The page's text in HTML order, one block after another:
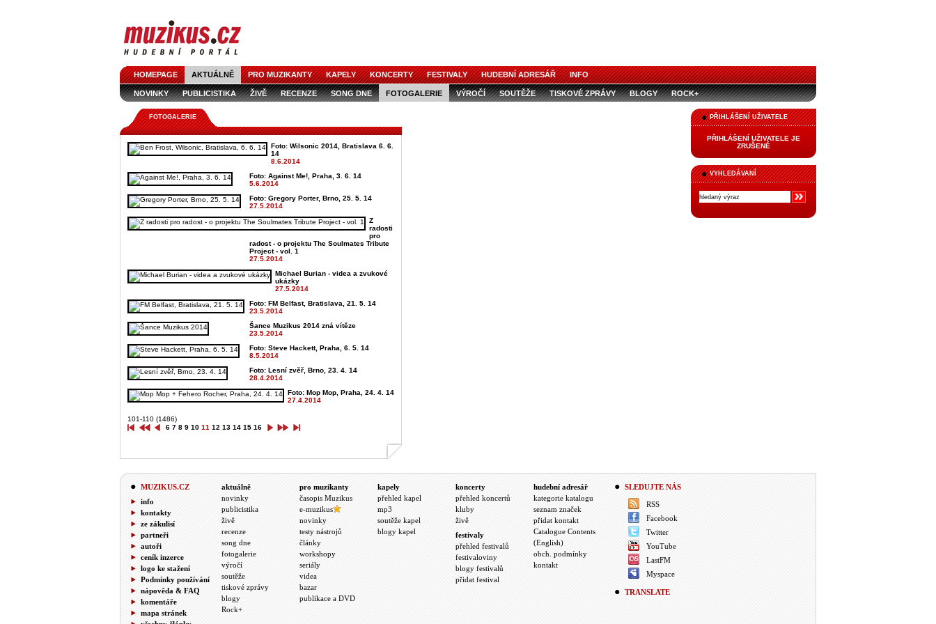
HOMEPAGE AKTUÁLNĚ PRO MUZIKANTY KAPELY KONCERTY FESTIVALY HUDEBNÍ ADRESÁŘ INFO
NOVINKY PUBLICISTIKA ŽIVĚ RECENZE SONG DNE FOTOGALERIE VÝROČÍ SOUTĚŽE TISKOVÉ ZPRÁVY BLOGY ROCK+
PŘIHLÁŠENÍ UŽIVATELE
PŘIHLÁŠENÍ UŽIVATELE JE
ZRUŠENÉ
VYHLEDÁVANÍ
FOTOGALERIE
Foto: Wilsonic 2014, Bratislava 6. 6.
14
8.6.2014
Foto: Against Me!, Praha, 3. 6. 14
5.6.2014
Foto: Gregory Porter, Brno, 25. 5. 14
27.5.2014
Z
radosti
pro
radost - o projektu The Soulmates Tribute
Project - vol. 1
27.5.2014
Michael Burian - videa a zvukové
ukázky
27.5.2014
Foto: FM Belfast, Bratislava, 21. 5. 14
23.5.2014
Šance Muzikus 2014 zná vítěze
23.5.2014
Foto: Steve Hackett, Praha, 6. 5. 14
8.5.2014
Foto: Lesní zvěř, Brno, 23. 4. 14
28.4.2014
Foto: Mop Mop, Praha, 24. 4. 14
27.4.2014
101-110 (1486)
6 7 8 9 10 11 12 13 14 15 16
MUZIKUS.CZ
info
kontakty
ze zákulisí
partneři
autoři
ceník inzerce
logo ke stažení
Podmínky používání
nápověda & FAQ
komentáře
mapa stránek
aktuálně
novinky
publicistika
živě
recenze
song dne
fotogalerie
výročí
soutěže
tiskové zprávy
blogy
Rock+
pro muzikanty
časopis Muzikus
e-muzikus
novinky
testy nástrojů
články
workshopy
seriály
videa
bazar
publikace a DVD
kapely
přehled kapel
mp3
soutěže kapel
blogy kapel
koncerty
přehled koncertů
kluby
živě
festivaly
přehled festivalů
festivaloviny
blogy festivalů
přidat festival
hudební adresář
kategorie katalogu
seznam značek
přidat kontakt
Catalogue Contents
(English)
obch. podmínky
kontakt
SLEDUJTE NÁS
RSS
Facebook
Twitter
YouTube
LastFM
Myspace
TRANSLATE